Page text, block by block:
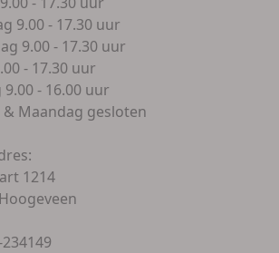
9.00 - 17.30 uur
9.00 - 17.30 uur
- 17.30 uur
- 16.00 uur
Maandag gesloten
1214